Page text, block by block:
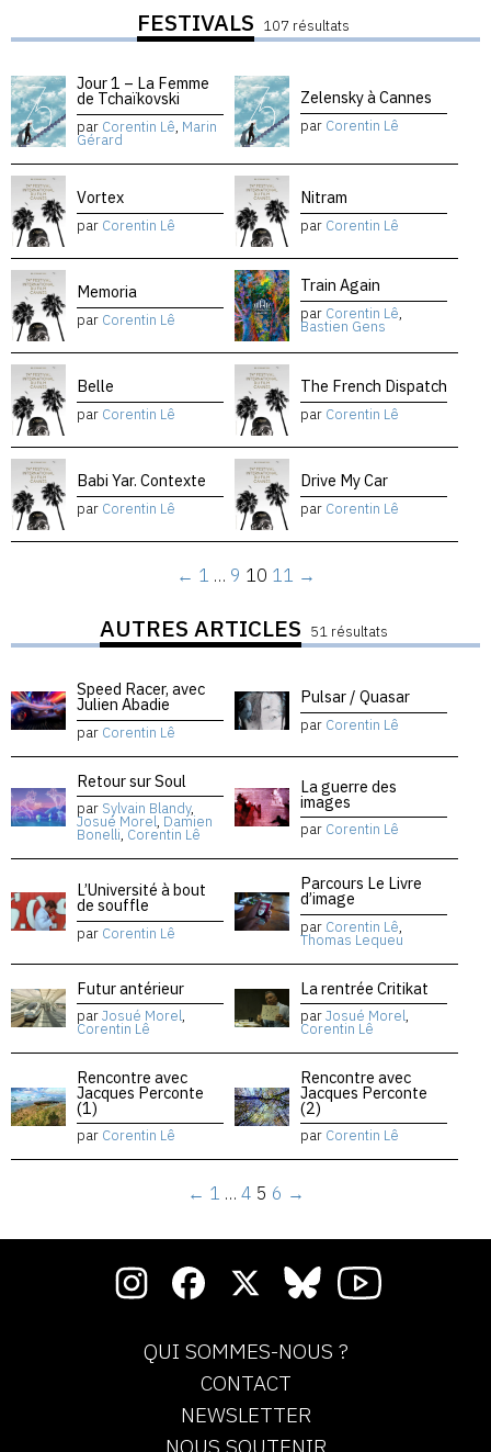
FESTIVALS 107 résultats
Jour 1 – La Femme
de Tchaïkovski
par Corentin Lê, Marin
Gérard
Zelensky à Cannes
par Corentin Lê
Vortex
par Corentin Lê
Nitram
par Corentin Lê
Memoria
par Corentin Lê
Train Again
par Corentin Lê,
Bastien Gens
Belle
par Corentin Lê
The French Dispatch
par Corentin Lê
Babi Yar. Contexte
par Corentin Lê
Drive My Car
par Corentin Lê
← 1 … 9 10 11 →
AUTRES ARTICLES 51 résultats
Speed Racer, avec
Julien Abadie
par Corentin Lê
Pulsar / Quasar
par Corentin Lê
Retour sur Soul
par Sylvain Blandy,
Josué Morel, Damien
Bonelli, Corentin Lê
La guerre des
images
par Corentin Lê
L’Université à bout
de souffle
par Corentin Lê
Parcours Le Livre
d’image
par Corentin Lê,
Thomas Lequeu
Futur antérieur
parJosué Morel,
Corentin Lê
La rentrée Critikat
parJosué Morel,
Corentin Lê
Rencontre avec
Jacques Perconte
(1)
par Corentin Lê
Rencontre avec
Jacques Perconte
(2)
par Corentin Lê
← 1 … 4 5 6 →
QUI SOMMES-NOUS ?
CONTACT
NEWSLETTER
NOUS SOUTENIR